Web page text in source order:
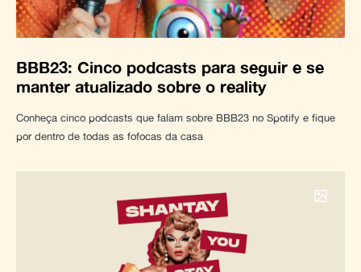
BBB23: Cinco podcasts para seguir e se
manter atualizado sobre o reality
Conheça cinco podcasts que falam sobre BBB23 no Spotify e fique
por dentro de todas as fofocas da casa